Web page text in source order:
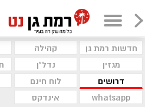
חדשות רמת גן קהילה
מגזין
נדל"ן
דרושים
לוח חינם
whatsapp
אינדקס